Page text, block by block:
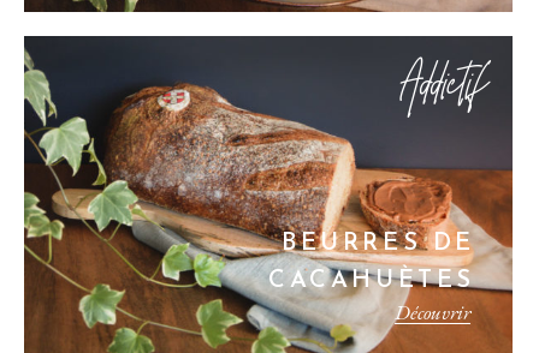
Addictif
BEURRES DE
CACAHUÈTES
Découvrir